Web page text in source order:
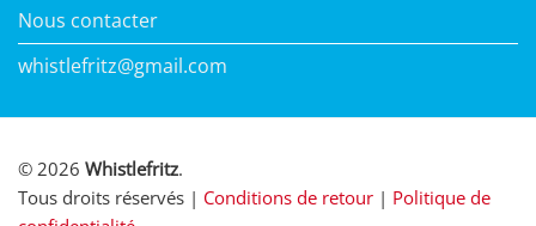
Nous contacter
whistlefritz@gmail.com
© 2026 Whistlefritz.
Tous droits réservés | Conditions de retour | Politique de